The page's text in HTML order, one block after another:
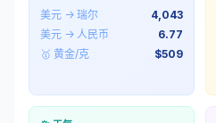
美元 → 瑞尔
4,043
美元 → 人民币
6.77
🥇 黄金/克
$509